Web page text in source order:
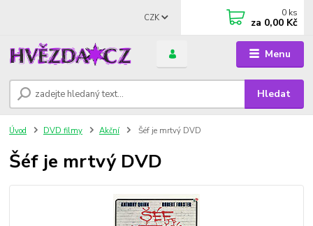
Menu
CZK
Hledat
0 ks
za 0,00 Kč
Úvod DVD filmy Akční Šéf je mrtvý DVD
Šéf je mrtvý DVD